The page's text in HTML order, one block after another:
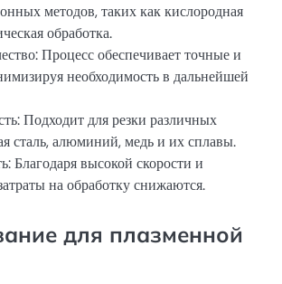
методов, таких как кислородная
обработка.
Процесс обеспечивает точные и
необходимость в дальнейшей
Подходит для резки различных
сталь, алюминий, медь и их сплавы.
Благодаря высокой скорости и
на обработку снижаются.
для плазменной